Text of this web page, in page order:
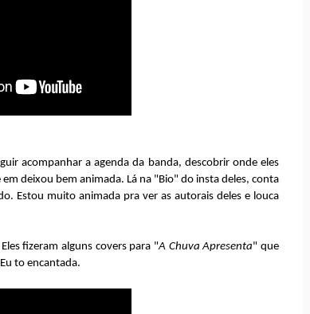
acompanhar a agenda da banda, descobrir onde eles
deixou bem animada. Lá na "Bio" do insta deles, conta
Estou muito animada pra ver as autorais deles e louca
fizeram alguns covers para "A Chuva Apresenta" que
to encantada.